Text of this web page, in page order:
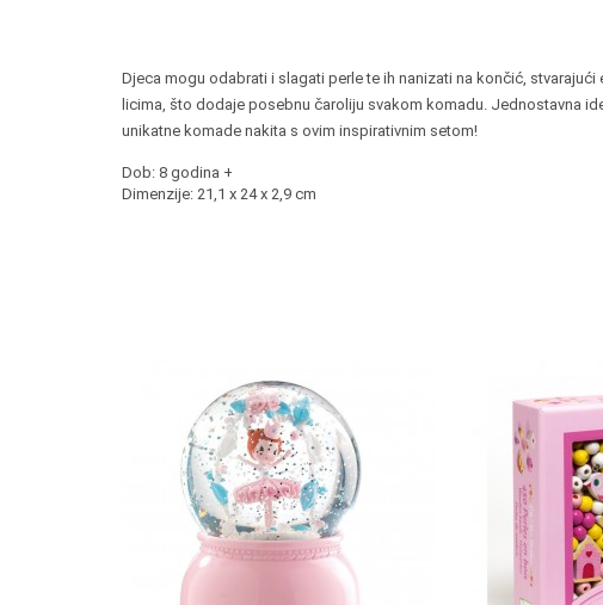
Djeca mogu odabrati i slagati perle te ih nanizati na končić,
licima, što dodaje posebnu čaroliju svakom komadu. Jednostavna
unikatne komade nakita s ovim inspirativnim setom!
Dob: 8 godina +
Dimenzije: 21,1 x 24 x 2,9 cm